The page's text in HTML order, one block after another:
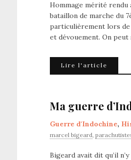
Hommage mérité rendu
bataillon de marche du
particulièrement lors de
et dévouement. On
Lire l'article
Ma guerre
Guerre d'Indochine,
marcel bigeard,
Bigeard avait dit qu’il